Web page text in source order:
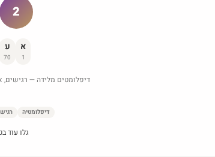
2
א
1
ע
70
דיפלומטים מלידה — רגישים,
דיפלומטיה
גלו עוד